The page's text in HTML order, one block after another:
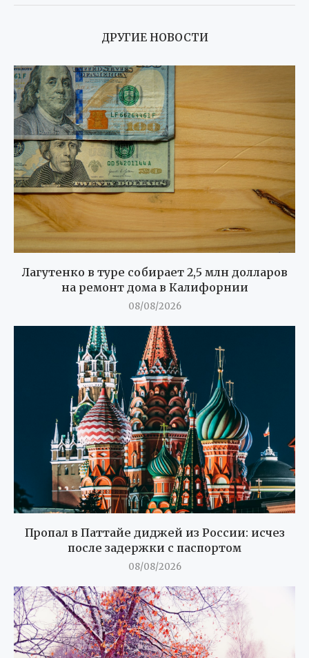
ДРУГИЕ НОВОСТИ
Лагутенко в туре собирает 2,5 млн долларов
на ремонт дома в Калифорнии
08/08/2026
Пропал в Паттайе диджей из России: исчез
после задержки с паспортом
08/08/2026